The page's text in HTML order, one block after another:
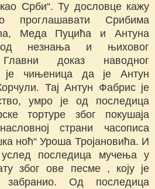
као Срби“. Ту дословце кажу
проглашавати Срибима
Меда Пуцића и Антуна
незнања и њиховог
Главни доказ наводног
је чињеница да је Антун
Тај Антун Фабрис је
умро је од последица
тортуре због покушаја
страни часописа
ноћ“ Уроша Тројановића. И
последица мучења у
због ове песме , коју је
забранио. Од последица